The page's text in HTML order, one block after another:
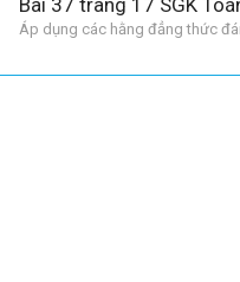
Bài 37 trang 17 SGK
Áp dụng các hằng đẳng thức